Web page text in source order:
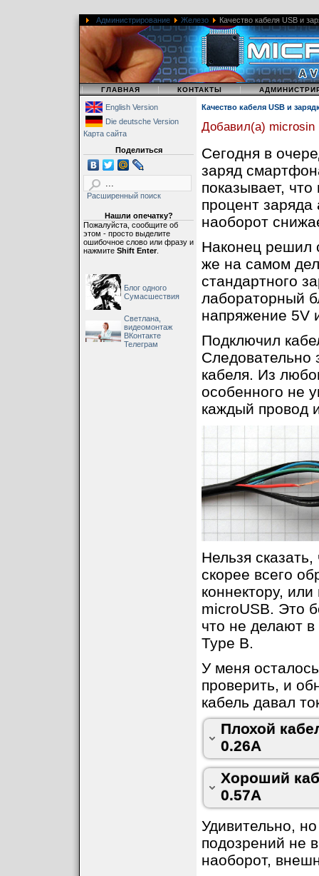
Администрирование Железо Качество кабеля USB и
| ГЛАВНАЯ | КОНТАКТЫ |
English Version
Die deutsche Version
Карта сайта
Поделиться
Расширенный поиск
Нашли опечатку?
Пожалуйста, сообщите об
этом - просто выделите
ошибочное слово или фразу и
нажмите Shift Enter.
Блог одного
Сумасшествия
Светлана,
видеомонтаж
ВКонтакте
Телеграм
Качество кабеля USB и
Добавил(а) microsin
Сегодня в
заряд
показывает,
процент заряда
наоборот
Наконец решил
же на самом
стандартного
лабораторный
напряжение 5V
Подключил
Следовательно
кабеля. Из
особенного не
каждый провод
Нельзя
скорее всего
коннектору,
microUSB. Это
что не делают
Type B.
У меня
проверить, и
кабель давал
Плохой
0.26A
Хороший
0.57A
Удивительно,
подозрений не
наоборот,